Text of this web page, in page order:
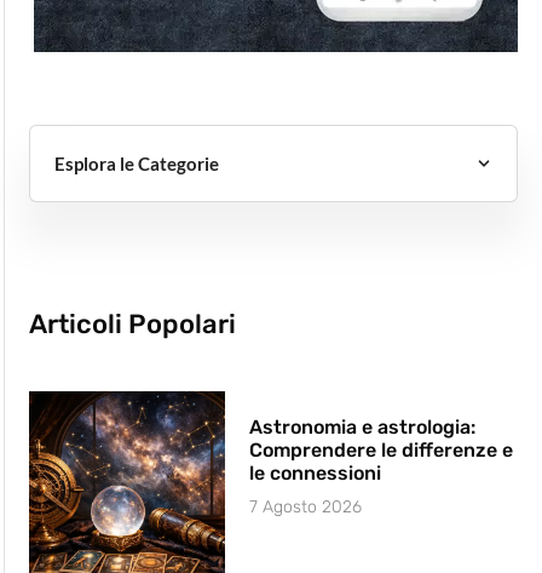
Esplora le Categorie
Articoli Popolari
Astronomia e astrologia:
Comprendere le differenze e
le connessioni
7 Agosto 2026